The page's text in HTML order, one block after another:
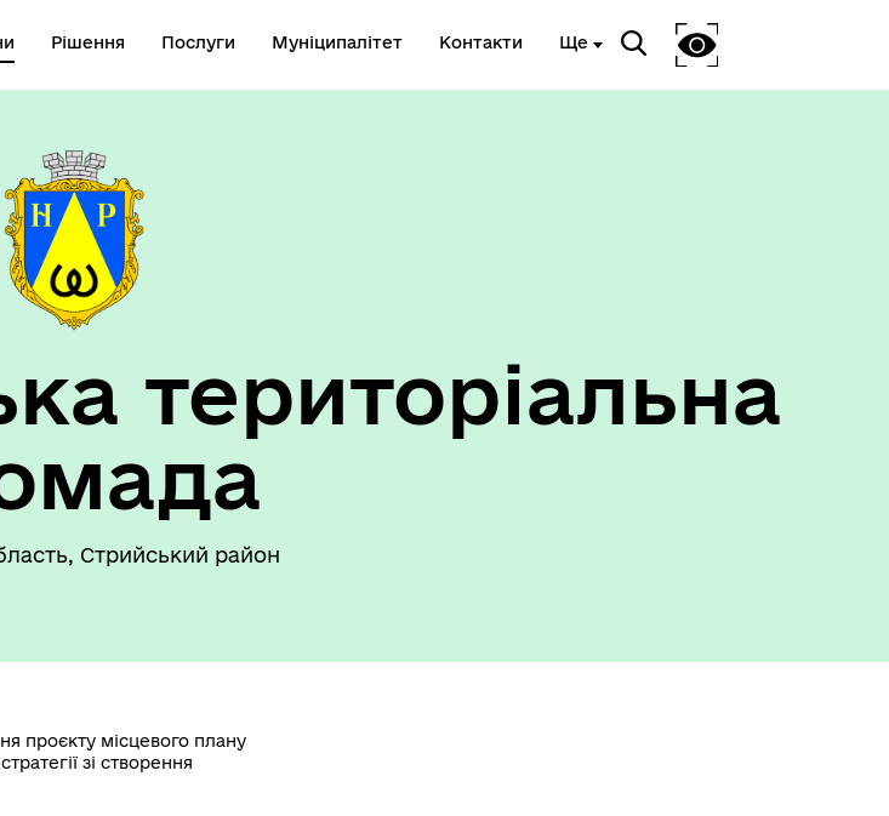
Рішення Послуги Муніципалітет Контакти Ще
"Воєнний ( Надзвичайний)
територіальна
Стрийський район
проєкту місцевого плану
зі створення